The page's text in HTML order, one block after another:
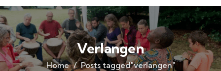
Verlangen
Home Posts tagged"verlangen"